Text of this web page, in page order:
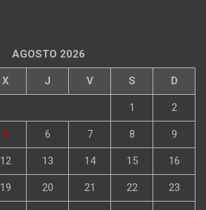
AGOSTO 2026
X J V S D
1 2
5 6 7 8 9
12 13 14 15 16
19 20 21 22 23